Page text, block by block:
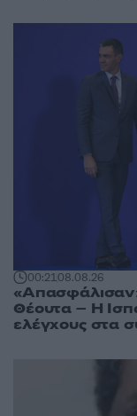
00:2108.08.26
Θέουτα – Η
ελέγχους στα